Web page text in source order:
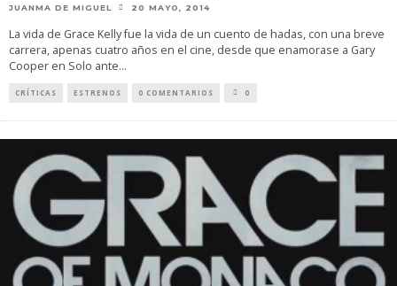
JUANMA DE MIGUEL 20 MAYO, 2014
La vida de Grace Kelly fue la vida de un cuento de hadas, con una breve
carrera, apenas cuatro años en el cine, desde que enamorase a Gary
Cooper en Solo ante...
CRÍTICAS ESTRENOS 0 COMENTARIOS 0